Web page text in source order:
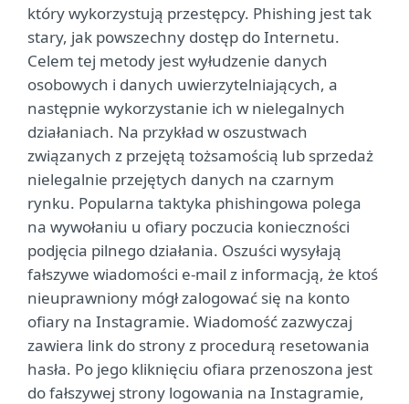
który wykorzystują przestępcy. Phishing jest tak
stary, jak powszechny dostęp do Internetu.
Celem tej metody jest wyłudzenie danych
osobowych i danych uwierzytelniających, a
następnie wykorzystanie ich w nielegalnych
działaniach. Na przykład w oszustwach
związanych z przejętą tożsamością lub sprzedaż
nielegalnie przejętych danych na czarnym
rynku. Popularna taktyka phishingowa polega
na wywołaniu u ofiary poczucia konieczności
podjęcia pilnego działania. Oszuści wysyłają
fałszywe wiadomości e-mail z informacją, że ktoś
nieuprawniony mógł zalogować się na konto
ofiary na Instagramie. Wiadomość zazwyczaj
zawiera link do strony z procedurą resetowania
hasła. Po jego kliknięciu ofiara przenoszona jest
do fałszywej strony logowania na Instagramie,